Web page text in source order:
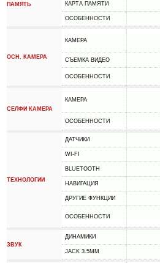
ПАМЯТЬ КАРТА ПАМЯТИ
ОСОБЕННОСТИ
ОСН. КАМЕРА
КАМЕРА
СЪЕМКА ВИДЕО
ОСОБЕННОСТИ
СЕЛФИ КАМЕРА
КАМЕРА
ОСОБЕННОСТИ
ТЕХНОЛОГИИ
ДАТЧИКИ
WI-FI
BLUETOOTH
НАВИГАЦИЯ
ДРУГИЕ ФУНКЦИИ
ОСОБЕННОСТИ
ЗВУК
ДИНАМИКИ
JACK 3.5MM